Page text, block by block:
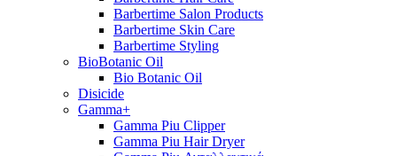
Barbertime Salon Products
Barbertime Skin Care
Barbertime Styling
BioBotanic Oil
Bio Botanic Oil
Disicide
Gamma+
Gamma Piu Clipper
Gamma Piu Hair Dryer